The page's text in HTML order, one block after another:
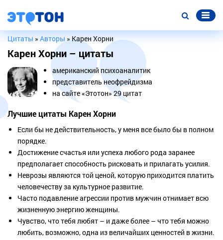
Цитаты » Авторы » Карен Хорни
Карен Хорни – цитаты
американский психоаналитик
представитель неофрейдизма
на сайте «Этотон» 29 цитат
Лучшие цитаты Карен Хорни
Если бы не действительность, у меня все было бы в полном
порядке.
Достижение счастья или успеха любого рода заранее
предполагает способность рисковать и прилагать усилия.
Неврозы являются той ценой, которую приходится платить
человечеству за культурное развитие.
Часто подавление агрессии против мужчин отнимает всю
жизненную энергию женщины.
Чувство, что тебя любят – и даже более – что тебя можно
любить, возможно, одна из величайших ценностей в жизни.